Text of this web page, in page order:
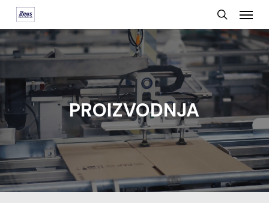
Skip
to
main
content
search
Menu
PROIZVODNJA